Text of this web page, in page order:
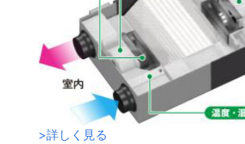
>詳しく見る